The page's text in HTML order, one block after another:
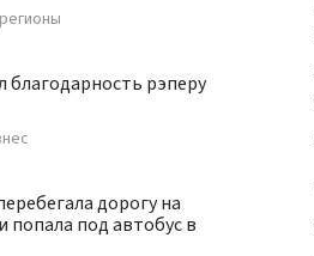
регионы
благодарность рэперу
дорогу на
попала под автобус в